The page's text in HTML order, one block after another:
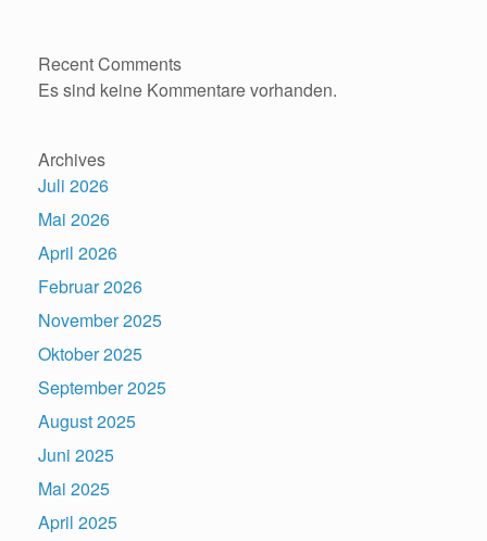
Recent Comments
Es sind keine Kommentare vorhanden.
Archives
Juli 2026
Mai 2026
April 2026
Februar 2026
November 2025
Oktober 2025
September 2025
August 2025
Juni 2025
Mai 2025
April 2025